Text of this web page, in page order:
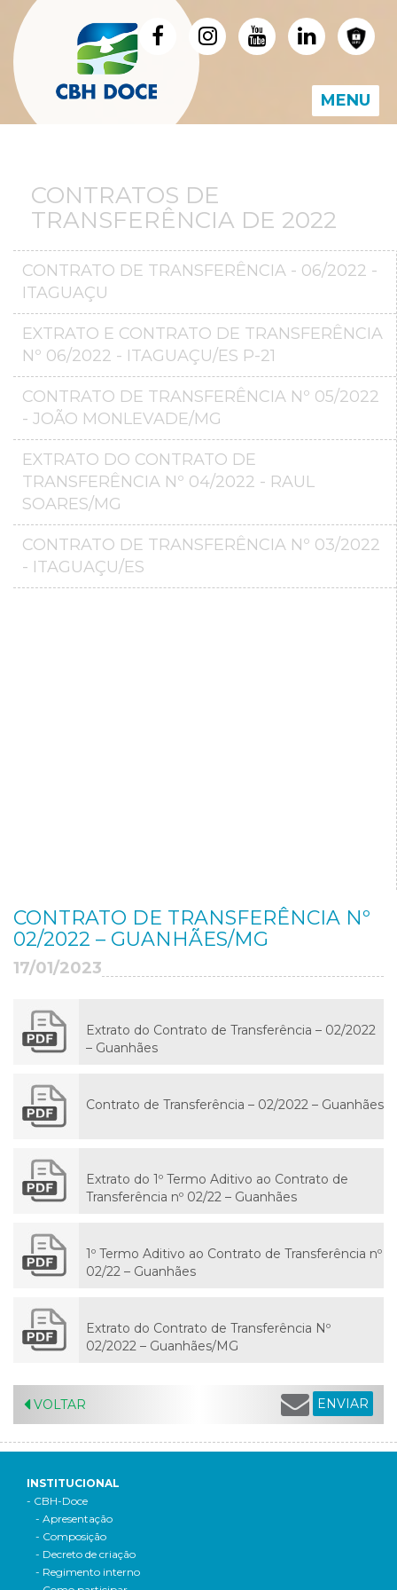
MENU
CONTRATOS DE
TRANSFERÊNCIA DE 2022
CONTRATO DE TRANSFERÊNCIA - 06/2022 -
ITAGUAÇU
EXTRATO E CONTRATO DE TRANSFERÊNCIA
Nº 06/2022 - ITAGUAÇU/ES P-21
CONTRATO DE TRANSFERÊNCIA Nº 05/2022
- JOÃO MONLEVADE/MG
EXTRATO DO CONTRATO DE
TRANSFERÊNCIA Nº 04/2022 - RAUL
SOARES/MG
CONTRATO DE TRANSFERÊNCIA Nº 03/2022
- ITAGUAÇU/ES
CONTRATO DE TRANSFERÊNCIA Nº
02/2022 – GUANHÃES/MG
17/01/2023
Extrato do Contrato de Transferência – 02/2022
– Guanhães
Contrato de Transferência – 02/2022 – Guanhães
Extrato do 1º Termo Aditivo ao Contrato de
Transferência nº 02/22 – Guanhães
1º Termo Aditivo ao Contrato de Transferência nº
02/22 – Guanhães
Extrato do Contrato de Transferência Nº
02/2022 – Guanhães/MG
VOLTAR ENVIAR
INSTITUCIONAL
- CBH-Doce
- Apresentação
- Composição
- Decreto de criação
- Regimento interno